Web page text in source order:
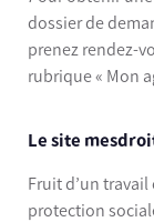
dossier de
prenez rendez-
rubrique « Mon
Le site
Fruit d’un
protection